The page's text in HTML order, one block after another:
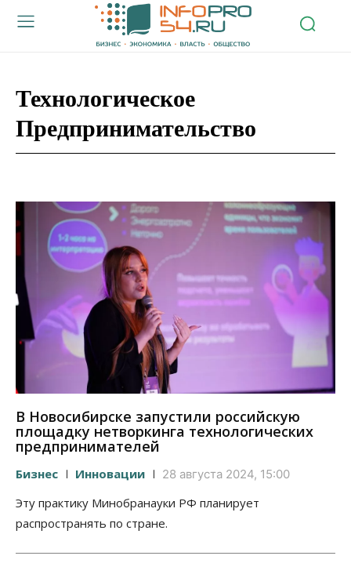
Технологическое
Предпринимательство
В Новосибирске запустили российскую
площадку нетворкинга технологических
предпринимателей
Бизнес Инновации 28 августа 2024, 15:00
Эту практику Минобранауки РФ планирует
распространять по стране.